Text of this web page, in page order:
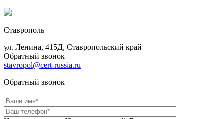
Ставрополь
ул. Ленина, 415Д, Ставропольский край
Обратный звонок
stavropol@cert-russia.ru
Обратный звонок